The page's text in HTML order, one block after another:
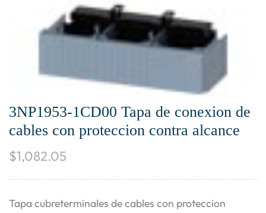
3NP1953-1CD00 Tapa de conexion de
cables con proteccion contra alcance
$1,082.05
Tapa cubreterminales de cables con proteccion